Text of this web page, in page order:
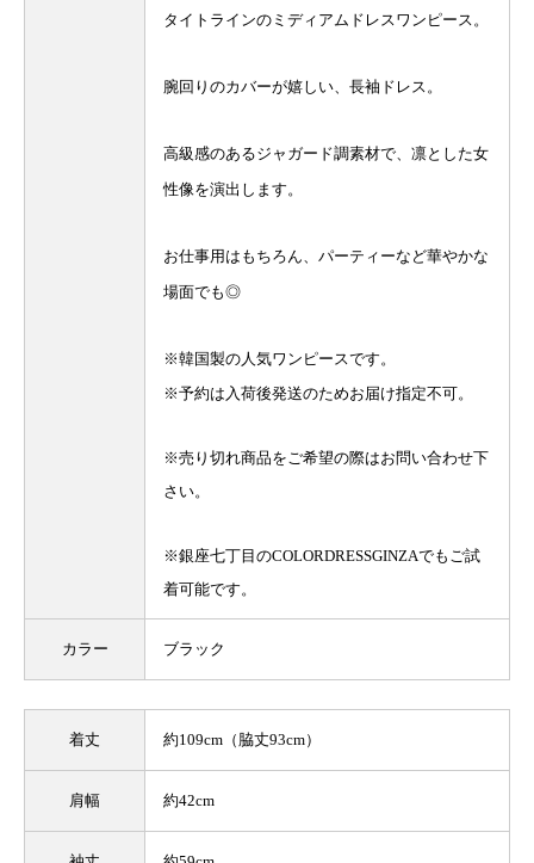
タイトラインのミディアムドレスワンピース。
腕回りのカバーが嬉しい、長袖ドレス。
高級感のあるジャガード調素材で、凛とした女
性像を演出します。
お仕事用はもちろん、パーティーなど華やかな
場面でも◎
※韓国製の人気ワンピースです。
※予約は入荷後発送のためお届け指定不可。
※売り切れ商品をご希望の際はお問い合わせ下
さい。
※銀座七丁目のCOLORDRESSGINZAでもご試
着可能です。
カラー ブラック
着丈 約109cm（脇丈93cm）
肩幅 約42cm